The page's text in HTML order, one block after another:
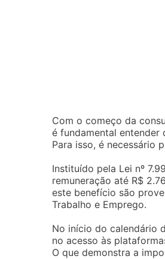
Com o começo da
é fundamental
Para isso, é necessário
Instituído pela Lei nº
remuneração até R$
este benefício são
Trabalho e Emprego.
No início do calendário
no acesso às
O que demonstra a